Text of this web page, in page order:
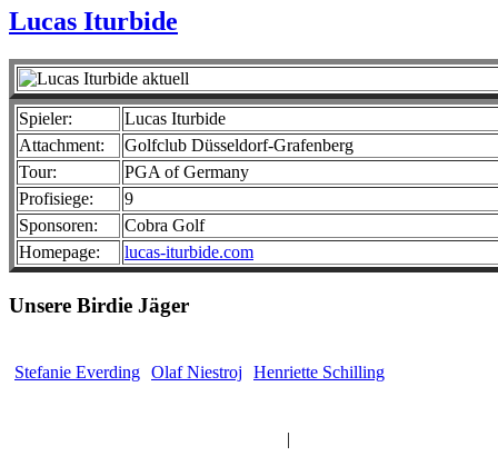
Lucas Iturbide
Spieler:
Lucas Iturbide
Attachment:
Golfclub Düsseldorf-Grafenberg
Tour:
PGA of Germany
Profisiege:
9
Sponsoren:
Cobra Golf
Homepage:
lucas-iturbide.com
Unsere Birdie Jäger
Stefanie Everding Olaf Niestroj Henriette Schilling
|